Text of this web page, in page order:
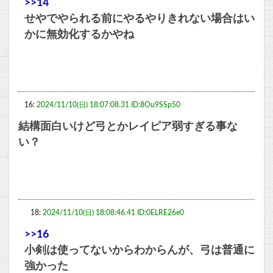
>>14
せやでやられる前にやるやりきれない場合はい
かに無効化するかやね
16: 2024/11/10(日) 18:07:08.31 ID:8Ou9SSp50
結構面白いけど弓とかレイピア弱すぎる事な
い？
18: 2024/11/10(日) 18:08:46.41 ID:0ELRE26e0
>>16
小剣は使ってないからわからんが、弓は普通に
強かった